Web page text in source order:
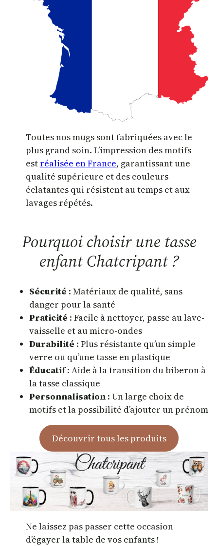
Toutes nos mugs sont fabriquées avec le
plus grand soin. L’impression des motifs
est réalisée en France, garantissant une
qualité supérieure et des couleurs
éclatantes qui résistent au temps et aux
lavages répétés.
Pourquoi choisir une tasse
enfant Chatcripant ?
Sécurité : Matériaux de qualité, sans
danger pour la santé
Praticité : Facile à nettoyer, passe au lave-
vaisselle et au micro-ondes
Durabilité : Plus résistante qu’un simple
verre ou qu’une tasse en plastique
Éducatif: Aide à la transition du biberon à
la tasse classique
Personnalisation : Un large choix de
motifs et la possibilité d’ajouter un prénom
Découvrir tous les produits
Ne laissez pas passer cette occasion
d’égayer la table de vos enfants !